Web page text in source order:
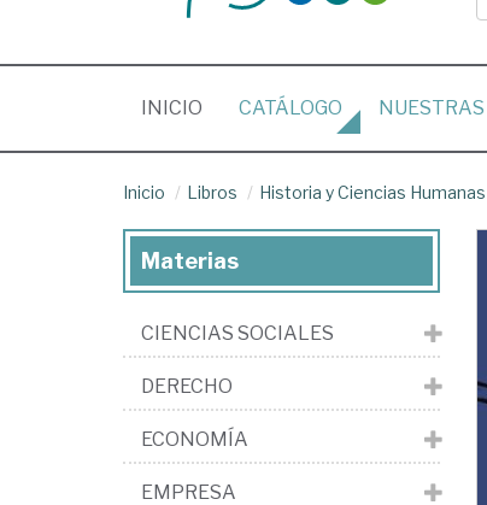
INICIO (CURRENT)
CATÁLOGO NUESTRAS
Inicio Libros Historia y Ciencias Humanas
Materias
CIENCIAS SOCIALES
DERECHO
ECONOMÍA
EMPRESA